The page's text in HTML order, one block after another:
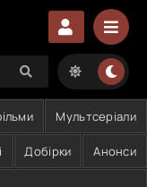
Мультсеріали
Добірки Анонси